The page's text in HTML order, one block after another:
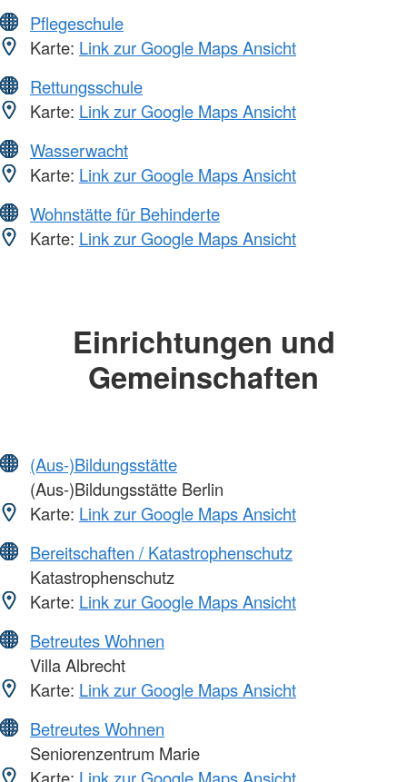
Pflegeschule
Karte: Link zur Google Maps Ansicht
Rettungsschule
Karte: Link zur Google Maps Ansicht
Wasserwacht
Karte: Link zur Google Maps Ansicht
Wohnstätte für Behinderte
Karte: Link zur Google Maps Ansicht
Einrichtungen und
Gemeinschaften
(Aus-)Bildungsstätte
(Aus-)Bildungsstätte Berlin
Karte: Link zur Google Maps Ansicht
Bereitschaften / Katastrophenschutz
Katastrophenschutz
Karte: Link zur Google Maps Ansicht
Betreutes Wohnen
Villa Albrecht
Karte: Link zur Google Maps Ansicht
Betreutes Wohnen
Seniorenzentrum Marie